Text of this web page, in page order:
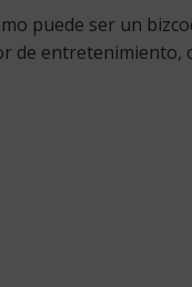
puede ser un
de entretenimiento,